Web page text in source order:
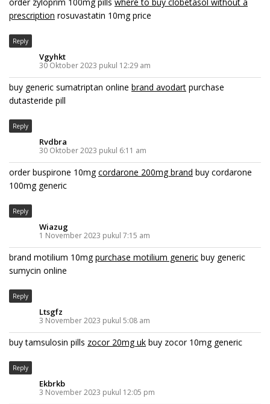
prescription rosuvastatin 10mg price
Reply
Vgyhkt
30 Oktober 2023 pukul 12:29 am
buy generic sumatriptan online brand avodart purchase
dutasteride pill
Reply
Rvdbra
30 Oktober 2023 pukul 6:11 am
order buspirone 10mgcordarone 200mg brand buy cordarone
100mg generic
Reply
Wiazug
1 November 2023 pukul 7:15 am
brand motilium 10mgpurchase motilium generic buy generic
sumycin online
Reply
Ltsgfz
3 November 2023 pukul 5:08 am
buy tamsulosin pills zocor 20mg uk buy zocor 10mg generic
Reply
Ekbrkb
3 November 2023 pukul 12:05 pm